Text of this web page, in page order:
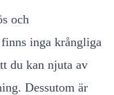
och
inga krångliga
du kan njuta av
Dessutom är